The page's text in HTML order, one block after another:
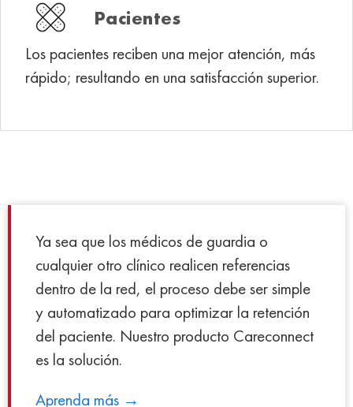
Pacientes
Los pacientes reciben una mejor atención, más
rápido; resultando en una satisfacción superior.
Ya sea que los médicos de guardia o
cualquier otro clínico realicen referencias
dentro de la red, el proceso debe ser simple
y automatizado para optimizar la retención
del paciente. Nuestro producto Careconnect
es la solución.
Aprenda más →